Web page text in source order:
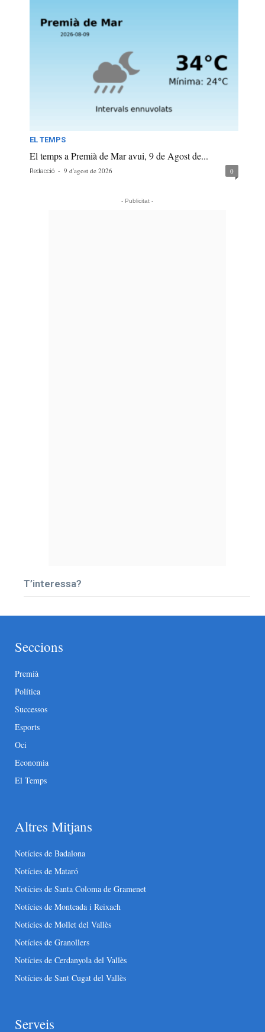
EL TEMPS
El temps a Premià de Mar avui, 9 de Agost de...
Redacció - 9 d'agost de 2026 0
- Publicitat -
T’interessa?
Seccions
Premià
Política
Successos
Esports
Oci
Economia
El Temps
Altres Mitjans
Notícies de Badalona
Notícies de Mataró
Notícies de Santa Coloma de Gramenet
Notícies de Montcada i Reixach
Notícies de Mollet del Vallès
Notícies de Granollers
Notícies de Cerdanyola del Vallès
Notícies de Sant Cugat del Vallès
Serveis